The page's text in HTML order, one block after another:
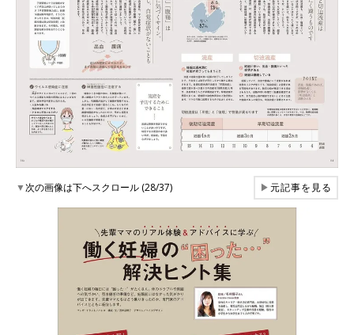
▼次の画像は下へスクロール (28/37) ▶元記事を見る